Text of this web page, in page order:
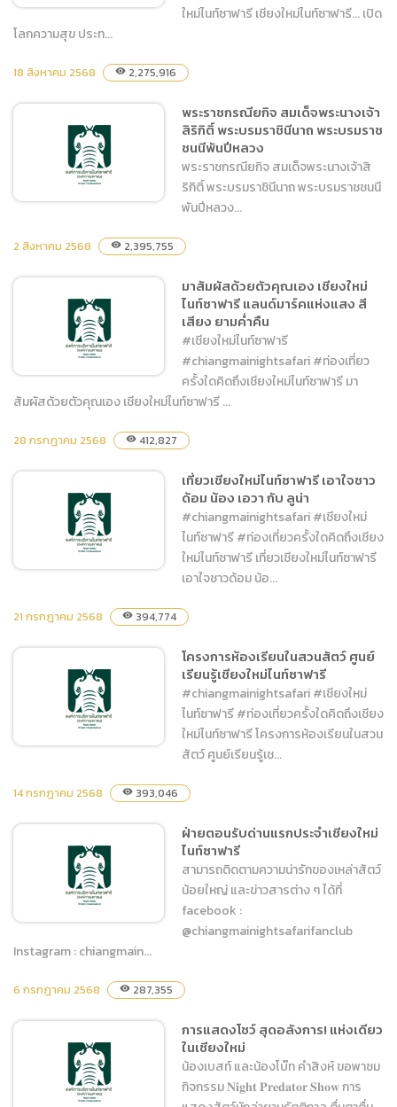
เชียงใหม่ไนท์ซาฟารี เปิดโลก
เวลาที่เชียงใหม่ไนท์ซาฟารี
ใหม่ไนท์ซาฟารี เชียงใหม่ไนท์ซาฟารี... เปิด
โลกความสุข ประท...
18 สิงหาคม 2568 visibility 2,275,916
พระนางเจ้าสิริกิติ์ พระบรม
ราชินีนาถ พระบรมราชชนนี
พระราชกรณียกิจ สมเด็จพระนางเจ้า
สิริกิติ์ พระบรมราชินีนาถ พระบรมราช
ชนนีพันปีหลวง
พระราชกรณียกิจ สมเด็จพระนางเจ้าสิ
ริกิติ์ พระบรมราชินีนาถ พระบรมราชชนนี
พันปีหลวง...
2 สิงหาคม 2568 visibility 2,395,755
มาสัมผัสด้วยตัวคุณเอง
มาร์คแห่งแสง สี เสียง ยาม
มาสัมผัสด้วยตัวคุณเอง เชียงใหม่
ไนท์ซาฟารี แลนด์มาร์คแห่งแสง สี
เสียง ยามค่ำคืน
#เชียงใหม่ไนท์ซาฟารี
#chiangmainightsafari #ท่องเที่ยว
ครั้งใดคิดถึงเชียงใหม่ไนท์ซาฟารี มา
สัมผัสด้วยตัวคุณเอง เชียงใหม่ไนท์ซาฟารี ...
28 กรกฎาคม 2568 visibility 412,827
เอาใจชาวด้อม น้อง เอวา กับ ลู
เที่ยวเชียงใหม่ไนท์ซาฟารี เอาใจชาว
ด้อม น้อง เอวา กับ ลูน่า
#chiangmainightsafari #เชียงใหม่
ไนท์ซาฟารี #ท่องเที่ยวครั้งใดคิดถึงเชียง
ใหม่ไนท์ซาฟารี เที่ยวเชียงใหม่ไนท์ซาฟารี
เอาใจชาวด้อม น้อ...
21 กรกฎาคม 2568 visibility 394,774
สัตว์ ศูนย์เรียนรู้เชียงใหม่ไนท์
โครงการห้องเรียนในสวนสัตว์ ศูนย์
เรียนรู้เชียงใหม่ไนท์ซาฟารี
#chiangmainightsafari #เชียงใหม่
ไนท์ซาฟารี #ท่องเที่ยวครั้งใดคิดถึงเชียง
ใหม่ไนท์ซาฟารี โครงการห้องเรียนในสวน
สัตว์ ศูนย์เรียนรู้เช...
14 กรกฎาคม 2568 visibility 393,046
ฝ่ายตอนรับด่านแรกประจำ
ฝ่ายตอนรับด่านแรกประจำเชียงใหม่
ไนท์ซาฟารี
สามารถติดตามความน่ารักของเหล่าสัตว์
น้อยใหญ่ และข่าวสารต่าง ๆ ได้ที่
facebook :
@chiangmainightsafarifanclub
Instagram : chiangmain...
6 กรกฎาคม 2568 visibility 287,355
การแสดงโชว์ สุดอลังการ! แห่งเดียว
ในเชียงใหม่
น้องเบสท์ และน้องโบ๊ท คำสิงห์ ขอพาชม
กิจกรรม 𝐍𝐢𝐠𝐡𝐭 𝐏𝐫𝐞𝐝𝐚𝐭𝐨𝐫 𝐒𝐡𝐨𝐰 การ